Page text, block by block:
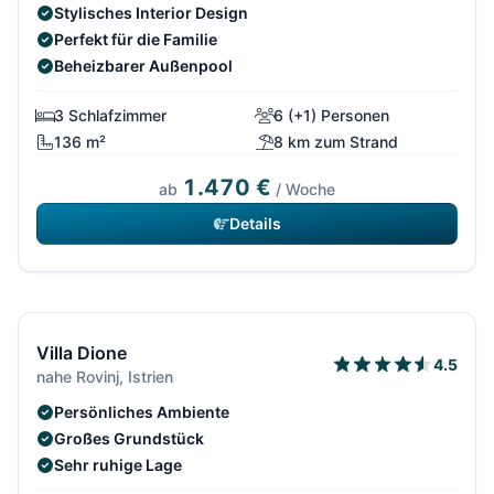
Stylisches Interior Design
Perfekt für die Familie
Beheizbarer Außenpool
3 Schlafzimmer
6 (+1) Personen
136 m²
8 km zum Strand
ab 1.470 € / Woche
Details
Villa Dione
nahe Rovinj, Istrien
4.5
Persönliches Ambiente
Großes Grundstück
Sehr ruhige Lage